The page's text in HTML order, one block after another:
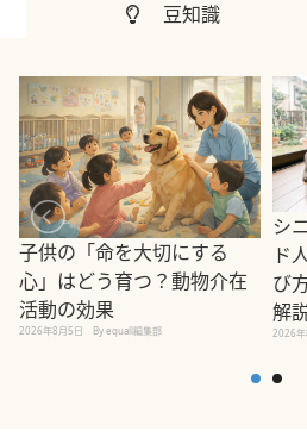
豆知識
子供の「命を大切にする
心」はどう育つ？動物介在
活動の効果
2026年8月5日 By equall編集部
シ
ド
び
解
2026